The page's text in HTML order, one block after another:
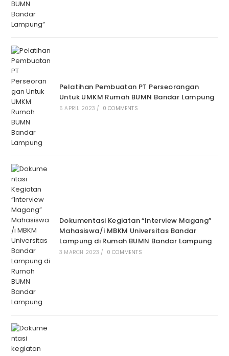
Pelatihan Pembuatan PT Perseorangan
Untuk UMKM Rumah BUMN Bandar Lampung
5 APRIL 2023 / 0 COMMENTS
Dokumentasi Kegiatan “Interview Magang”
Mahasiswa/i MBKM Universitas Bandar
Lampung di Rumah BUMN Bandar Lampung
3 MARCH 2023 / 0 COMMENTS